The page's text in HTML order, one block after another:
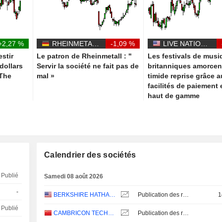
%
-1,09 %
Le patron de Rheinmetall : "
Servir la société ne fait pas de
mal »
LIVE NATION ENTERTAINMENT, INC.
Les festivals de
britanniques
timide reprise grâce
facilités de paiement
haut de gamme
Publié
-
Publié
Calendrier des sociétés
Samedi 08 août 2026
BERKSHIRE HATHAWAY INC. Publication des résultats - Q2 2026
CAMBRICON TECHNOLOGIES CORPORATION LIMITED Publication des résultats - Q2 2026